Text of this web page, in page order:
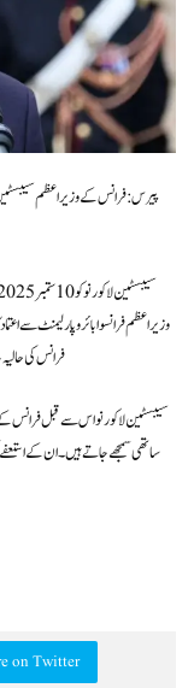
وزیر اعظم فرانسوا بائرو پارلیمنٹ سے
فرانس کی
سیبسٹین لاکورنو اس سے قبل
ساتھی سمجھے جاتے ہیں۔ ان کے
on Twitter